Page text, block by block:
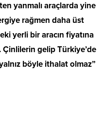
yanmalı araçlarda yine
rağmen daha üst
yerli bir aracın fiyatına
gelip Türkiye’de
böyle ithalat olmaz”